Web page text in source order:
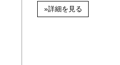
»詳細を見る